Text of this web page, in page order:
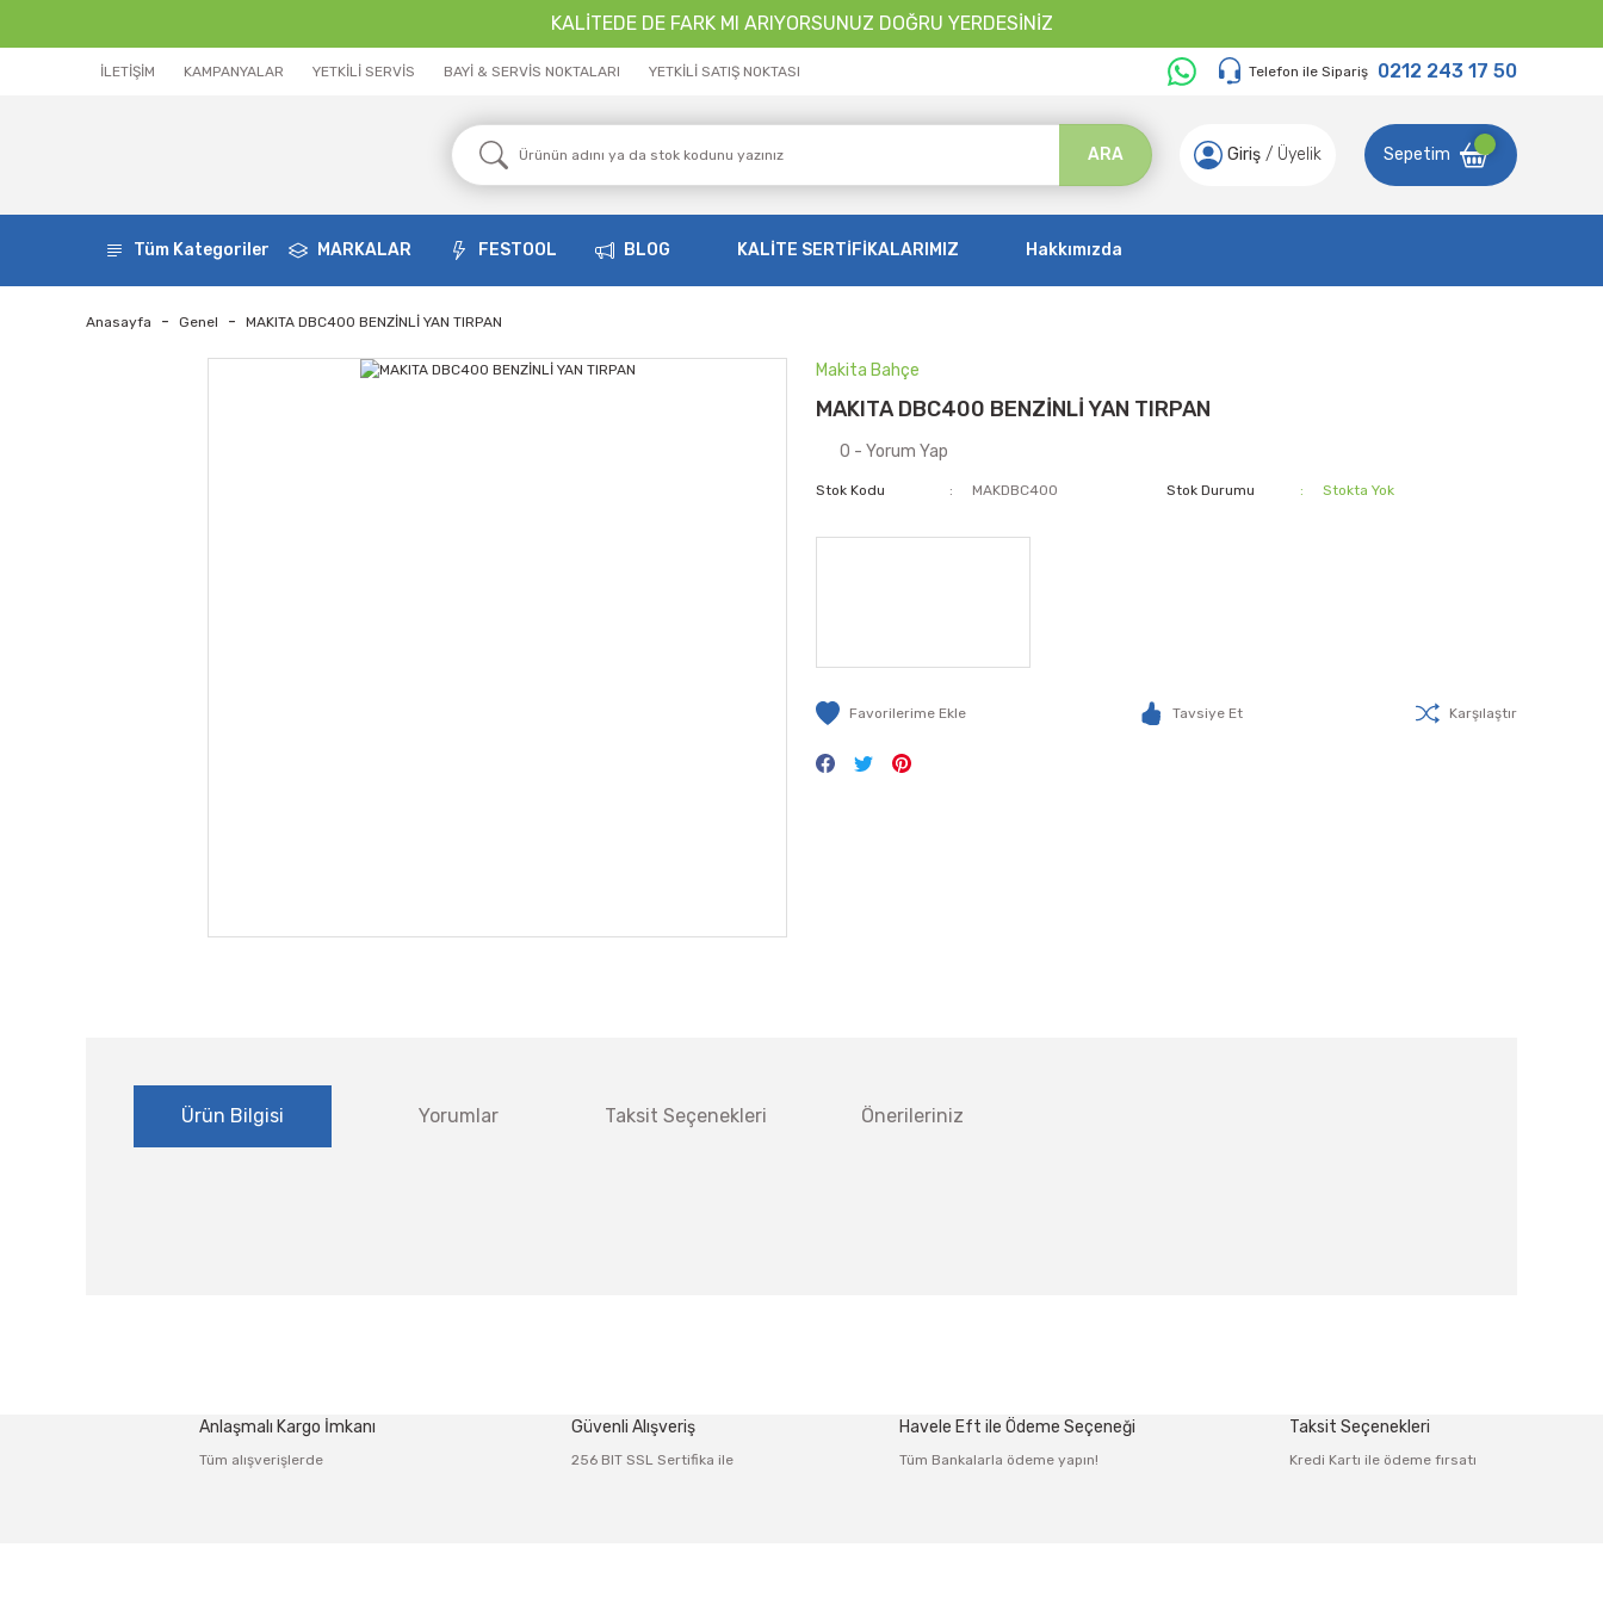
KALİTEDE DE FARK MI ARIYORSUNUZ DOĞRU YERDESİNİZ
İLETİŞİM KAMPANYALAR YETKİLİ SERVİS BAYİ & SERVİS NOKTALARI YETKİLİ SATIŞ NOKTASI Telefon ile Sipariş 0212 243 17 50
ARA Giriş / Üyelik Sepetim
Tüm Kategoriler MARKALAR FESTOOL BLOG KALİTE SERTİFİKALARIMIZ Hakkımızda
Anasayfa Genel MAKITA DBC400 BENZİNLİ YAN TIRPAN
Makita Bahçe
MAKITA DBC400 BENZİNLİ YAN TIRPAN
0 - Yorum Yap
Stok Kodu MAKDBC400 Stok Durumu Stokta Yok
Tavsiye Et Karşılaştır
Ürün Bilgisi Yorumlar Taksit Seçenekleri Önerileriniz
Anlaşmalı Kargo İmkanı
Tüm alışverişlerde
Güvenli Alışveriş
256 BIT SSL Sertifika ile
Havele Eft ile Ödeme Seçeneği
Tüm Bankalarla ödeme yapın!
Taksit Seçenekleri
Kredi Kartı ile ödeme fırsatı